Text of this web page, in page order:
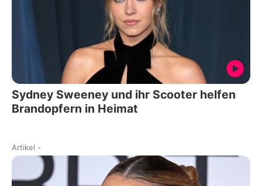
Sydney Sweeney und ihr Scooter helfen
Brandopfern in Heimat
Artikel -